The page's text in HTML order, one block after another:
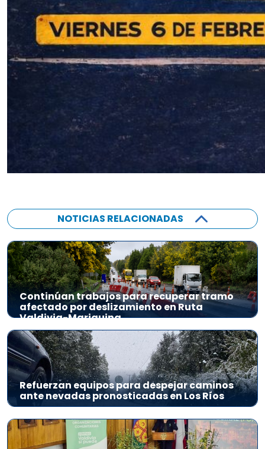
NOTICIAS RELACIONADAS
Continúan trabajos para recuperar tramo
afectado por deslizamiento en Ruta
Valdivia-Mariquina
Refuerzan equipos para despejar caminos
ante nevadas pronosticadas en Los Ríos